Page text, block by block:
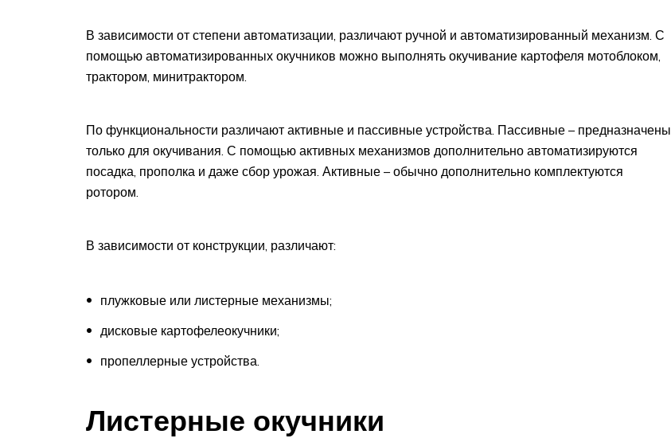
В зависимости от степени автоматизации, различают ручной и автоматизированный механизм. С
помощью автоматизированных окучников можно выполнять окучивание картофеля мотоблоком,
трактором, минитрактором.
По функциональности различают активные и пассивные устройства. Пассивные – предназначены
только для окучивания. С помощью активных механизмов дополнительно автоматизируются
посадка, прополка и даже сбор урожая. Активные – обычно дополнительно комплектуются
ротором.
В зависимости от конструкции, различают:
плужковые или листерные механизмы;
дисковые картофелеокучники;
пропеллерные устройства.
Листерные окучники